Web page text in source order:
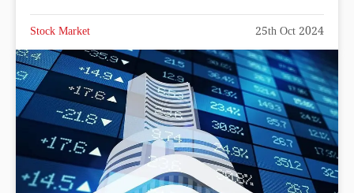
Stock Market 25th Oct 2024